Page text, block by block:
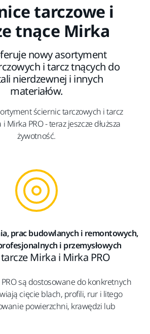
tarczowe i
tnące Mirka
nowy asortyment
i tarcz tnących do
nierdzewnej i innych
materiałów.
ściernic tarczowych i tarcz
Mirka PRO - teraz jeszcze dłuższa
żywotność.
prac budowlanych i remontowych,
i przemysłowych
Mirka i Mirka PRO
są dostosowane do konkretnych
cięcie blach, profili, rur i litego
powierzchni, krawędzi lub